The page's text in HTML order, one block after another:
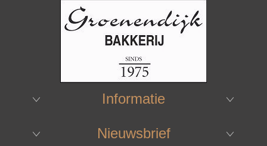
Informatie
Nieuwsbrief